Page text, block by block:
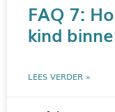
FAQ 7:
kind
LEES VERDER »